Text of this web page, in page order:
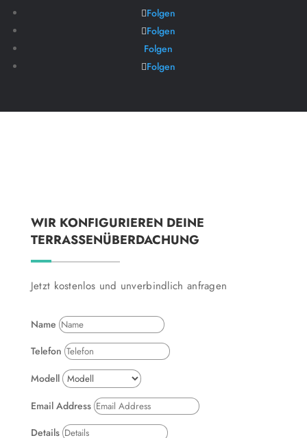
Folgen
Folgen
Folgen
Folgen
WIR KONFIGURIEREN DEINE
TERRASSENÜBERDACHUNG
Jetzt kostenlos und unverbindlich anfragen
Name
Telefon
Modell
Email Address
Details